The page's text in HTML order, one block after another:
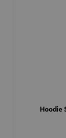
Hoodie